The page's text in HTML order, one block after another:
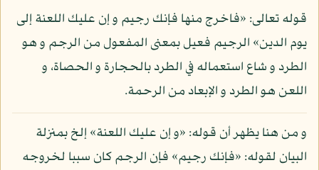
قوله تعالى: «فاخرج منها فإنك رجيم و إن عليك اللعنة إلى
يوم الدين» الرجيم فعيل بمعنى المفعول من الرجم و هو
الطرد و شاع استعماله في الطرد بالحجارة و الحصاة، و
اللعن هو الطرد و الإبعاد من الرحمة.
و من هنا يظهر أن قوله: «و إن عليك اللعنة» إلخ بمنزلة
البيان لقوله: «فإنك رجيم» فإن الرجم كان سببا لخروجه